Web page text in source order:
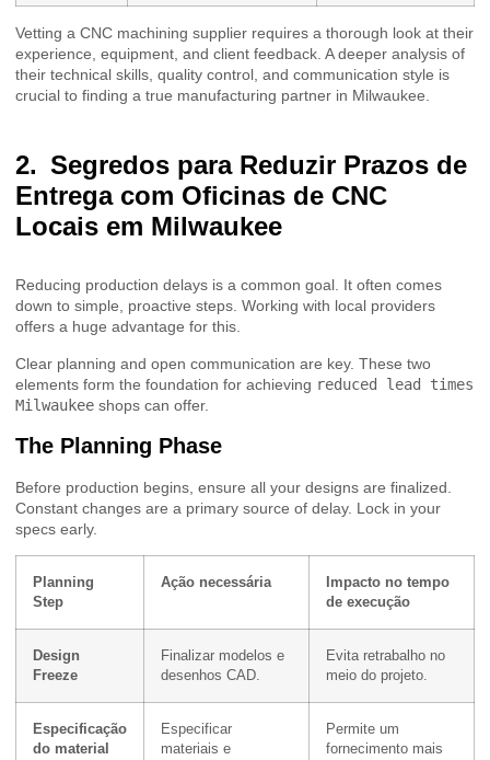
Vetting a CNC machining supplier requires a thorough look at their
experience, equipment, and client feedback. A deeper analysis of
their technical skills, quality control, and communication style is
crucial to finding a true manufacturing partner in Milwaukee.
Segredos para Reduzir Prazos de
Entrega com Oficinas de CNC
Locais em Milwaukee
Reducing production delays is a common goal. It often comes
down to simple, proactive steps. Working with local providers
offers a huge advantage for this.
Clear planning and open communication are key. These two
elements form the foundation for achieving reduced lead times
Milwaukee shops can offer.
The Planning Phase
Before production begins, ensure all your designs are finalized.
Constant changes are a primary source of delay. Lock in your
specs early.
Planning
Step
Ação necessária
Impacto no tempo
de execução
Design
Freeze
Finalizar modelos e
desenhos CAD.
Evita retrabalho no
meio do projeto.
Especificação
do material
Especificar
materiais e
Permite um
fornecimento mais